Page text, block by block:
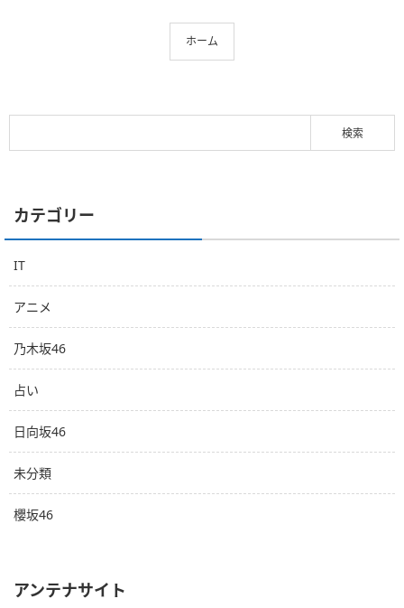
ホーム
カテゴリー
IT
アニメ
乃木坂46
占い
日向坂46
未分類
櫻坂46
アンテナサイト